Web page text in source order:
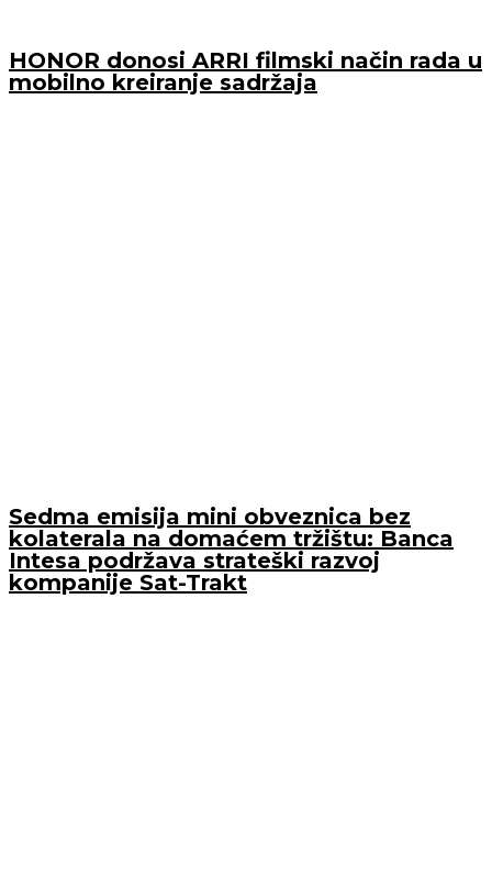
HONOR donosi ARRI filmski način rada u
mobilno kreiranje sadržaja
Sedma emisija mini obveznica bez
kolaterala na domaćem tržištu: Banca
Intesa podržava strateški razvoj
kompanije Sat-Trakt